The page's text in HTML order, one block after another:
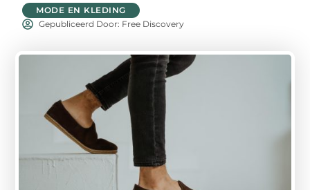
MODE EN KLEDING
Gepubliceerd Door: Free Discovery